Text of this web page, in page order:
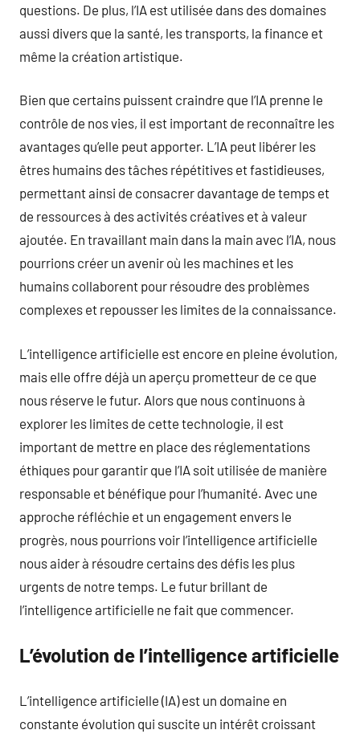
questions. De plus, l’IA est utilisée dans des domaines
aussi divers que la santé, les transports, la finance et
même la création artistique.
Bien que certains puissent craindre que l’IA prenne le
contrôle de nos vies, il est important de reconnaître les
avantages qu’elle peut apporter. L’IA peut libérer les
êtres humains des tâches répétitives et fastidieuses,
permettant ainsi de consacrer davantage de temps et
de ressources à des activités créatives et à valeur
ajoutée. En travaillant main dans la main avec l’IA, nous
pourrions créer un avenir où les machines et les
humains collaborent pour résoudre des problèmes
complexes et repousser les limites de la connaissance.
L’intelligence artificielle est encore en pleine évolution,
mais elle offre déjà un aperçu prometteur de ce que
nous réserve le futur. Alors que nous continuons à
explorer les limites de cette technologie, il est
important de mettre en place des réglementations
éthiques pour garantir que l’IA soit utilisée de manière
responsable et bénéfique pour l’humanité. Avec une
approche réfléchie et un engagement envers le
progrès, nous pourrions voir l’intelligence artificielle
nous aider à résoudre certains des défis les plus
urgents de notre temps. Le futur brillant de
l’intelligence artificielle ne fait que commencer.
L’évolution de l’intelligence artificielle
L’intelligence artificielle (IA) est un domaine en
constante évolution qui suscite un intérêt croissant